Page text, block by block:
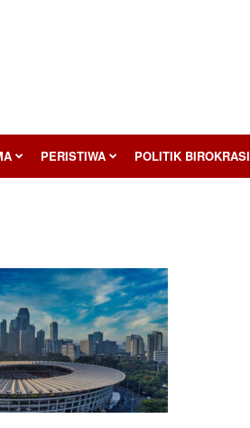
PERISTIWA POLITIK BIROKRASI